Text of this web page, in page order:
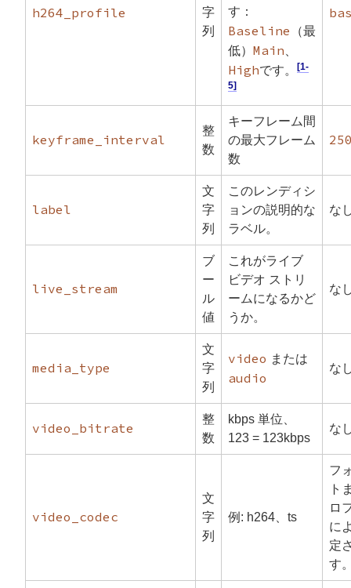
h264_profile
字
列
す：
Baseline
（最
低） Main
Highです。
[1-
5]
keyframe_interval
整
数
キーフレーム間
の最大フレーム
数
label
文
字
列
このレンディシ
ョンの説明的な
ラベル。
な
live_stream
ブ
ー
ル
値
これがライブ
ビデオ ストリ
ームになるかど
うか。
な
media_type
文
字
列
video または
audio
な
video_bitrate
整
数
kbps 単位、
123 = 123kbps
な
video_codec
文
字
列
例: h264、ts
フ
ト
ロ
に
定
す